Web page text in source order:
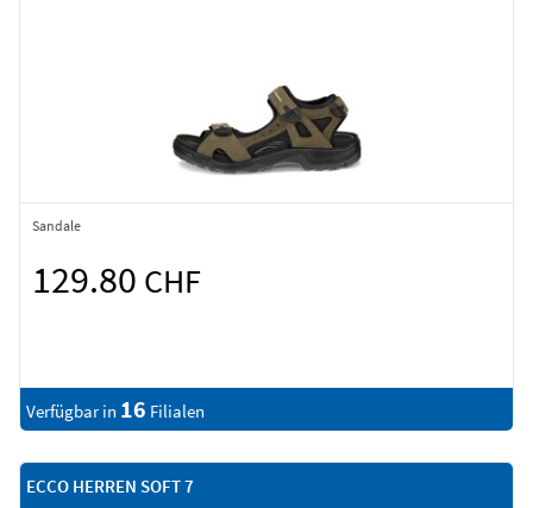
Sandale
129.80 CHF
Verfügbar in 16 Filialen
ECCO HERREN SOFT 7